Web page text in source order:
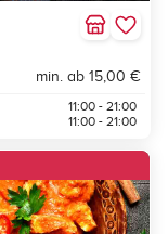
min. ab 15,00 €
11:00 - 21:00
11:00 - 21:00